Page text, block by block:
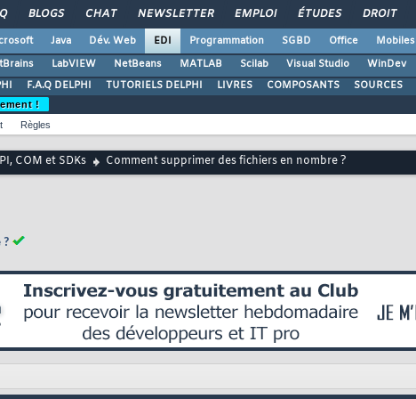
BLOGS CHAT NEWSLETTER EMPLOI ÉTUDES DROIT
Java Dév. Web EDI Programmation SGBD Office
Mobiles
LabVIEW NetBeans MATLAB Scilab Visual Studio
WinDev
F.A.Q DELPHI TUTORIELS DELPHI LIVRES COMPOSANTS SOURCES
!
Règles
COM et SDKs Comment supprimer des fichiers en nombre ?
?